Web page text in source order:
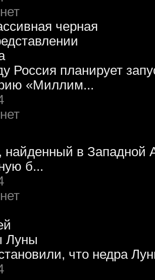
Россия планирует
«Миллим...
найденный в Западной
б...
что недра